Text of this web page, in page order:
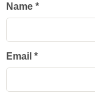
Name *
Email *